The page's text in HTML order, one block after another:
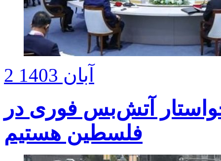
2 آبان 1403
آتش‌بس فوری در
فلسطین هستیم